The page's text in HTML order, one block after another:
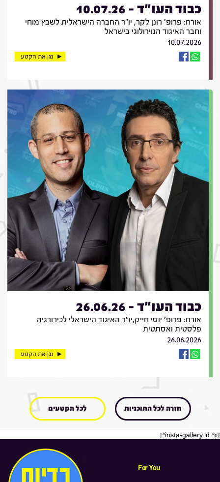
כבוד העו"ד - 10.07.26
אורח: פרופ' רונן לקר, יו"ר החברה הישראלית לשבץ מוחי
וחבר האיגוד הנוירולוגי בישראל
10.07.2026
נגן את הקטע
כבוד העו"ד - 26.06.26
אורח: פרופ' יוסי חייק,יו"ר האיגוד הישראלי לכירורגיה
פלסטית ואסתטית
26.06.2026
נגן את הקטע
חזרה לכל התוכניות לכל הקטעים
[insta-gallery id="0"]
For You